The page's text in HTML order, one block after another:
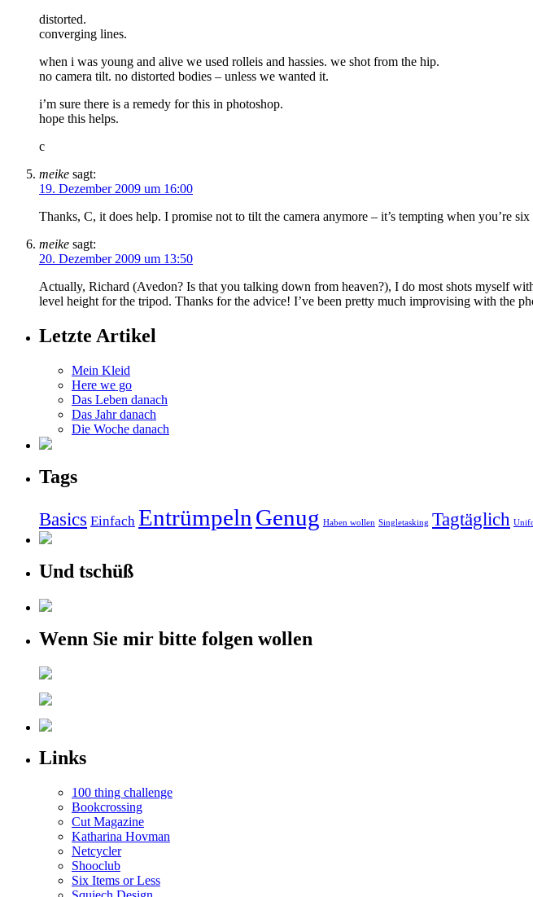
distorted.
converging lines.
when i was young and alive we used rolleis and hassies. we shot from the hip.
no camera tilt. no distorted bodies – unless we wanted it.
i’m sure there is a remedy for this in photoshop.
hope this helps.
c
meike sagt:
19. Dezember 2009 um 16:00
Thanks, C, it does help. I promise not to tilt the camera anymore – it’s tempting when you’re
meike sagt:
20. Dezember 2009 um 13:50
Actually, Richard (Avedon? Is that you talking down from heaven?), I do most shots myself
level height for the tripod. Thanks for the advice! I’ve been pretty much improvising with the
Letzte Artikel
Mein Kleid
Here we go
Das Leben danach
Das Jahr danach
Die Woche danach
Tags
Basics Einfach Entrümpeln Genug Haben wollen Singletasking Tagtäglich
Und tschüß
Wenn Sie mir bitte folgen wollen
Links
100 thing challenge
Bookcrossing
Cut Magazine
Katharina Hovman
Netcycler
Shooclub
Six Items or Less